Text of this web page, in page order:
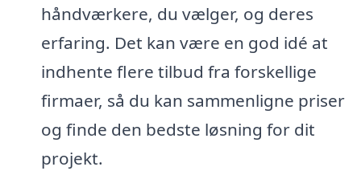
håndværkere, du vælger, og deres
erfaring. Det kan være en god idé at
indhente flere tilbud fra forskellige
firmaer, så du kan sammenligne priser
og finde den bedste løsning for dit
projekt.